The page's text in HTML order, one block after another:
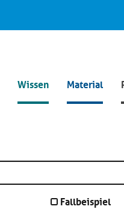
Wissen Material
Fallbeispiel